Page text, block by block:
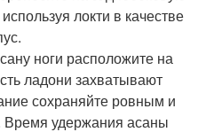
локти в качестве
ноги расположите на
ладони захватывают
сохраняйте ровным и
Время удержания асаны